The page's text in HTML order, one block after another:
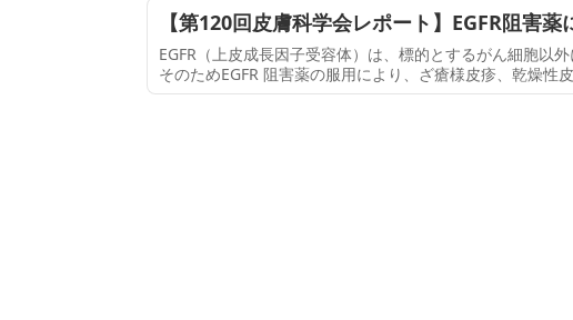
【第120回皮膚科学会レポート】EGFR阻害
EGFR（上皮成長因子受容体）は、標的とするがん細胞以
そのためEGFR 阻害薬の服用により、ざ瘡様皮疹、乾燥性
れる。第120回日本皮膚科学会総会（2021年6月10～13日